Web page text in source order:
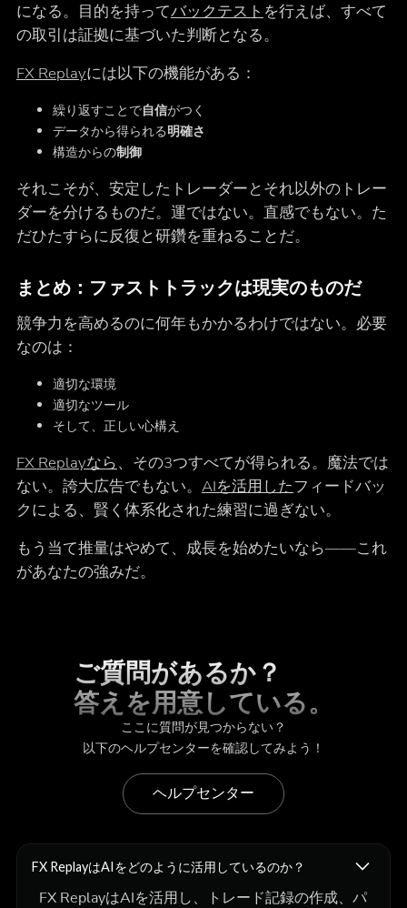
になる。目的を持ってバックテスト を行えば、すべて
の取引は証拠に基づいた判断となる。
FX Replayには以下の機能がある：
繰り返すことで自信がつく
データから得られる明確さ
構造からの制御
それこそが、安定したトレーダーとそれ以外のトレー
ダーを分けるものだ。運ではない。直感でもない。た
だひたすらに反復と研鑽を重ねることだ。
まとめ：ファストトラックは現実のものだ
競争力を高めるのに何年もかかるわけではない。必要
なのは：
適切な環境
適切なツール
そして、正しい心構え
FX Replayなら、その3つすべてが得られる。魔法では
ない。誇大広告でもない。 AIを活用したフィードバッ
クによる、賢く体系化された練習に過ぎない。
もう当て推量はやめて、成長を始めたいなら――これ
があなたの強みだ。
ご質問があるか？
答えを用意している。
ここに質問が見つからない？
以下のヘルプセンターを確認してみよう！
ヘルプセンター
FX ReplayはAIをどのように活用しているのか？
FX ReplayはAIを活用し、トレード記録の作成、パ